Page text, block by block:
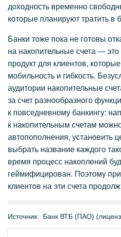
доходность временно
которые планируют тратить
Банки тоже пока не готовы
на накопительные счета —
продукт для клиентов,
мобильность и гибкость.
аудитории накопительные
за счет разнообразного
к повседневному банкингу:
к накопительным счетам
автопополнения, установить
выбрать название каждого
время процесс накоплений
геймифицирован. Поэтому
клиентов на эти счета
Источник: Банк ВТБ (ПАО)